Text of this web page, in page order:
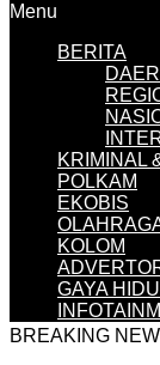
Menu
BERITA
KRIMINAL
POLKAM
EKOBIS
KOLOM
GAYA
BREAKING